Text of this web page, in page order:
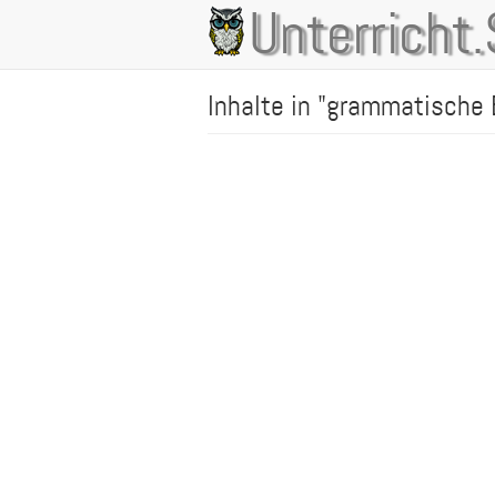
Main
navigation
Inhalte in "grammatische